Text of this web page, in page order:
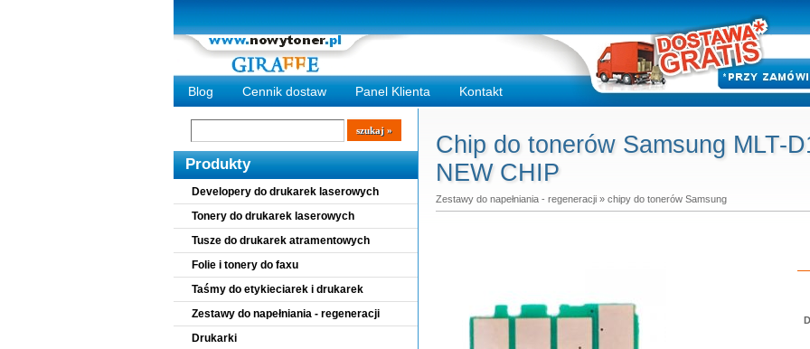
Blog Cennik dostaw Panel Klienta Kontakt
Wyszukiwarka
szukaj
Produkty
Developery do drukarek laserowych
Tonery do drukarek laserowych
Tusze do drukarek atramentowych
Folie i tonery do faxu
Taśmy do etykieciarek i drukarek
Zestawy do napełniania - regeneracji
Drukarki
Chip do tonerów Samsung MLT-
NEW CHIP
Zestawy do napełniania - regeneracji » chipy do tonerów Samsung